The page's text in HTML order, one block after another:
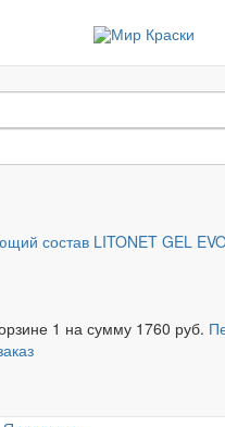
состав LITONET GEL
1 на сумму 1760 руб.